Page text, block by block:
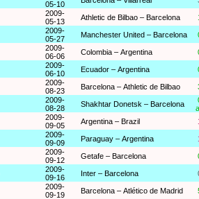
05-10
2009-
05-13
Athletic de Bilbao – Barcelona
2009-
05-27
Manchester United – Barcelona
2009-
06-06
Colombia – Argentina
2009-
06-10
Ecuador – Argentina
2009-
08-23
Barcelona – Athletic de Bilbao
2009-
08-28
Shakhtar Donetsk – Barcelona
2009-
09-05
Argentina – Brazil
2009-
09-09
Paraguay – Argentina
2009-
09-12
Getafe – Barcelona
2009-
09-16
Inter – Barcelona
2009-
09-19
Barcelona – Atlético de Madrid